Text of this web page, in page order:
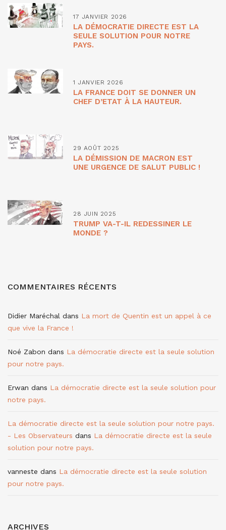
17 JANVIER 2026
LA DÉMOCRATIE DIRECTE EST LA
SEULE SOLUTION POUR NOTRE
PAYS.
1 JANVIER 2026
LA FRANCE DOIT SE DONNER UN
CHEF D’ETAT À LA HAUTEUR.
29 AOÛT 2025
LA DÉMISSION DE MACRON EST
UNE URGENCE DE SALUT PUBLIC !
28 JUIN 2025
TRUMP VA-T-IL REDESSINER LE
MONDE ?
COMMENTAIRES RÉCENTS
Didier Maréchal dans La mort de Quentin est un appel à ce
que vive la France !
Noé Zabon dans La démocratie directe est la seule solution
pour notre pays.
Erwan dans La démocratie directe est la seule solution pour
notre pays.
La démocratie directe est la seule solution pour notre pays.
- Les Observateurs dans La démocratie directe est la seule
solution pour notre pays.
vanneste dans La démocratie directe est la seule solution
pour notre pays.
ARCHIVES